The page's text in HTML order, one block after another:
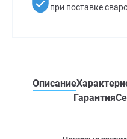
при поставке
Описание
Гарантия